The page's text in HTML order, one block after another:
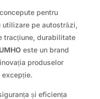
pentru
pe autostrăzi,
tracțiune, durabilitate
este un brand
produselor
și eficiența